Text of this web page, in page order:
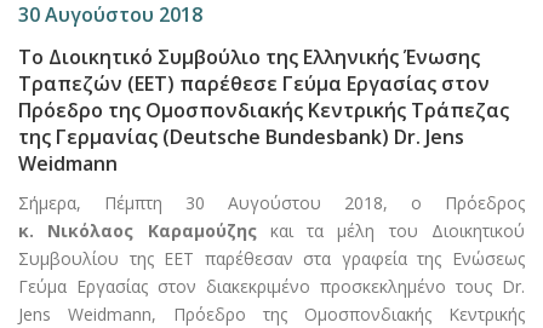
30 Αυγούστου 2018
Το Διοικητικό Συμβούλιο της Ελληνικής Ένωσης
Τραπεζών (ΕΕΤ) παρέθεσε Γεύμα Εργασίας στον
Πρόεδρο της Ομοσπονδιακής Κεντρικής Τράπεζας
της Γερμανίας (Deutsche Bundesbank) Dr. Jens
Weidmann
Σήμερα, Πέμπτη 30 Αυγούστου 2018, ο Πρόεδρος
κ. Νικόλαος Καραμούζηςκαι τα μέλη του Διοικητικού
Συμβουλίου της ΕΕΤ παρέθεσαν στα γραφεία της Ενώσεως
Γεύμα Εργασίας στον διακεκριμένο προσκεκλημένο τους Dr.
Jens Weidmann, Πρόεδρο της Ομοσπονδιακής Κεντρικής